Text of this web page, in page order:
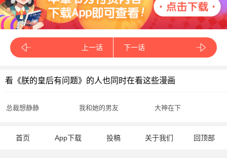
上一话 下一话
看《朕的皇后有问题》的人也同时在看这些漫画
总裁想静静 我和她的男友 大神在下
首页 App下载 投稿 关于我们 回顶部